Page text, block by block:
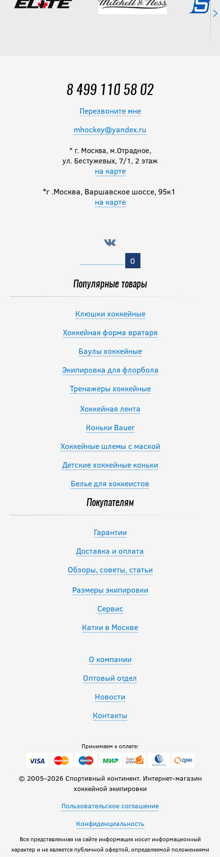
8 499 110 58 02
Перезвоните мне
mhockey@yandex.ru
* г. Москва, м.Отрадное,
ул. Бестужевых, 7/1, 2 этаж
на карте
*г .Москва, Варшавское шоссе, 95к1
на карте
0
Популярные товары
Клюшки хоккейные
Хоккейная форма вратаря
Баулы хоккейные
Экипировка для флорбола
Тренажеры хоккейные
Хоккейная лента
Коньки Bauer
Хоккейные шлемы с маской
Детские хоккейные коньки
Белье для хоккеистов
Покупателям
Гарантии
Доставка и оплата
Обзоры, советы, статьи
Размеры экипировки
Сервис
Катки в Москве
О компании
Оптовый отдел
Новости
Контакты
Принимаем к оплате:
© 2005–2026 Спортивный континент. Интернет-магазин
хоккейной экипировки
Пользовательское соглашение
Конфиденциальность
Вся представленная на сайте информация носит информационный
характер и не является публичной офертой, определяемой положениями